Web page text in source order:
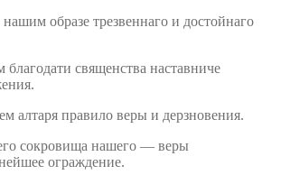
образе трезвеннаго и достойнаго
благодати священства наставниче
алтаря правило веры и дерзновения.
сокровища нашего — веры
ограждение.